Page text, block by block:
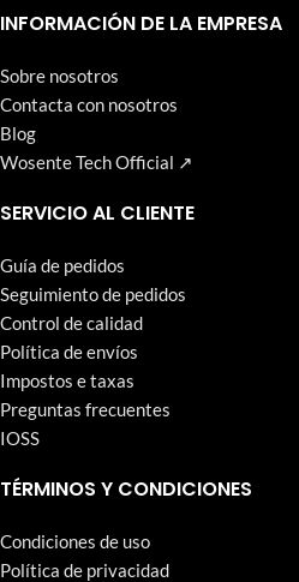
que Wosente-tech persigue
INFORMACIÓN DE LA EMPRESA
Sobre nosotros
Contacta con nosotros
Blog
Wosente Tech Official ↗
SERVICIO AL CLIENTE
Guía de pedidos
Seguimiento de pedidos
Control de calidad
Política de envíos
Impostos e taxas
Preguntas frecuentes
IOSS
TÉRMINOS Y CONDICIONES
Condiciones de uso
Política de privacidad